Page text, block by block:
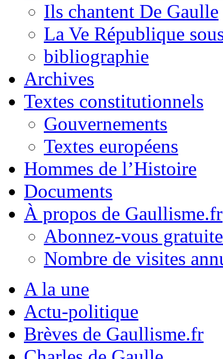
Ils chantent De Gaulle
La Ve République
bibliographie
Archives
Textes constitutionnels
Gouvernements
Textes européens
Hommes de l’Histoire
Documents
À propos de Gaullisme.fr
Abonnez-vous
Nombre de visites
A la une
Actu-politique
Brèves de Gaullisme.fr